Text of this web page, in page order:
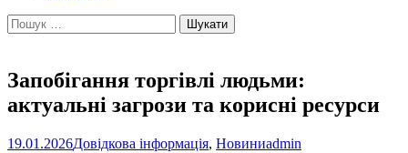
Пошук:
Запобігання торгівлі людьми:
актуальні загрози та корисні ресурси
19.01.2026Довідкова інформація, Новиниadmin